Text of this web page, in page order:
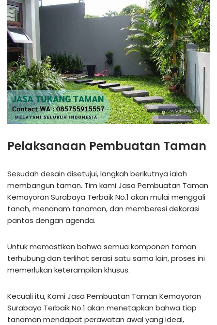
Pelaksanaan Pembuatan Taman
Sesudah desain disetujui, langkah berikutnya ialah
membangun taman. Tim kami Jasa Pembuatan Taman
Kemayoran Surabaya Terbaik No.1 akan mulai menggali
tanah, menanam tanaman, dan memberesi dekorasi
pantas dengan agenda.
Untuk memastikan bahwa semua komponen taman
terhubung dan terlihat serasi satu sama lain, proses ini
memerlukan keterampilan khusus.
Kecuali itu, Kami Jasa Pembuatan Taman Kemayoran
Surabaya Terbaik No.1 akan menetapkan bahwa tiap
tanaman mendapat perawatan awal yang ideal,